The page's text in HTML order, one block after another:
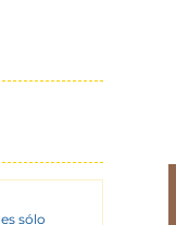
sólo